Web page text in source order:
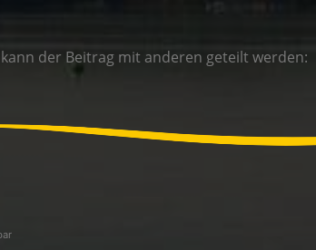
der Beitrag mit anderen geteilt werden: